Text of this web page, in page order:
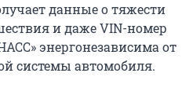
данные о тяжести
и даже VIN-номер
энергонезависима от
системы автомобиля.